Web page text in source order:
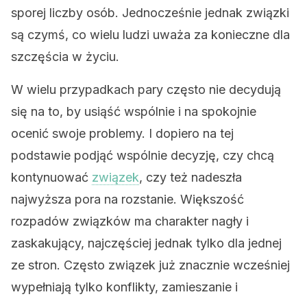
sporej liczby osób. Jednocześnie jednak związki
są czymś, co wielu ludzi uważa za konieczne dla
szczęścia w życiu.
W wielu przypadkach pary często nie decydują
się na to, by usiąść wspólnie i na spokojnie
ocenić swoje problemy. I dopiero na tej
podstawie podjąć wspólnie decyzję, czy chcą
kontynuować związek, czy też nadeszła
najwyższa pora na rozstanie. Większość
rozpadów związków ma charakter nagły i
zaskakujący, najczęściej jednak tylko dla jednej
ze stron. Często związek już znacznie wcześniej
wypełniają tylko konflikty, zamieszanie i